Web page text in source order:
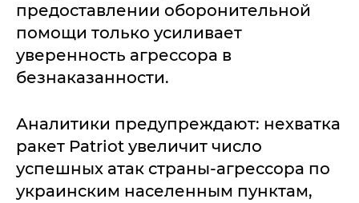
предоставлении оборонительной
помощи только усиливает
уверенность агрессора в
безнаказанности.
Аналитики предупреждают: нехватка
ракет Patriot увеличит число
успешных атак страны-агрессора по
украинским населенным пунктам,